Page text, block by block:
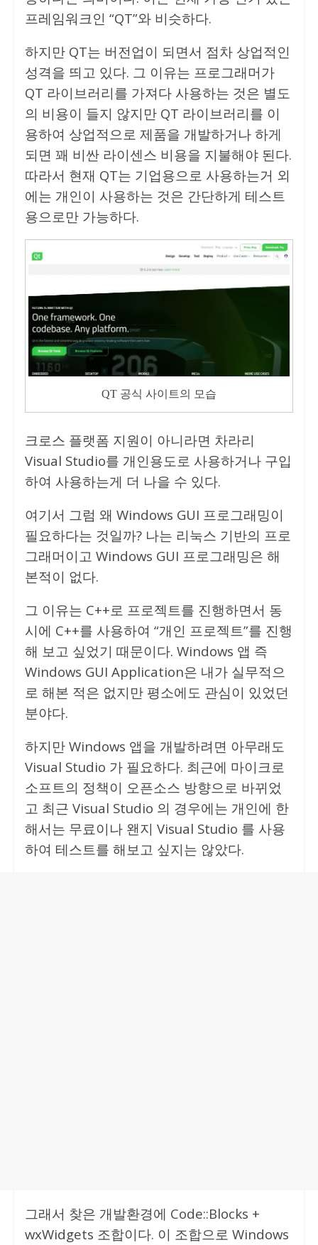
프레임워크인 “QT”와 비슷하다.
하지만 QT는 버전업이 되면서 점차 상업적인
성격을 띄고 있다. 그 이유는 프로그래머가
QT 라이브러리를 가져다 사용하는 것은 별도
의 비용이 들지 않지만 QT 라이브러리를 이
용하여 상업적으로 제품을 개발하거나 하게
되면 꽤 비싼 라이센스 비용을 지불해야 된다.
따라서 현재 QT는 기업용으로 사용하는거 외
에는 개인이 사용하는 것은 간단하게 테스트
용으로만 가능하다.
QT 공식 사이트의 모습
크로스 플랫폼 지원이 아니라면 차라리
Visual Studio를 개인용도로 사용하거나 구입
하여 사용하는게 더 나을 수 있다.
여기서 그럼 왜 Windows GUI 프로그래밍이
필요하다는 것일까? 나는 리눅스 기반의 프로
그래머이고 Windows GUI 프로그래밍은 해
본적이 없다.
그 이유는 C++로 프로젝트를 진행하면서 동
시에 C++를 사용하여 “개인 프로젝트”를 진행
해 보고 싶었기 때문이다. Windows 앱 즉
Windows GUI Application은 내가 실무적으
로 해본 적은 없지만 평소에도 관심이 있었던
분야다.
하지만 Windows 앱을 개발하려면 아무래도
Visual Studio 가 필요하다. 최근에 마이크로
소프트의 정책이 오픈소스 방향으로 바뀌었
고 최근 Visual Studio 의 경우에는 개인에 한
해서는 무료이나 왠지 Visual Studio 를 사용
하여 테스트를 해보고 싶지는 않았다.
그래서 찾은 개발환경에 Code::Blocks +
wxWidgets 조합이다. 이 조합으로 Windows